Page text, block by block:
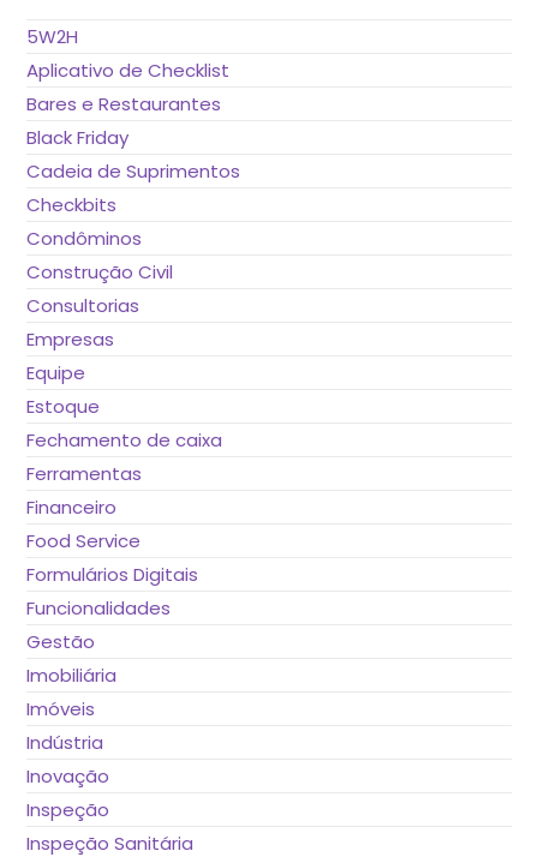
5W2H
Aplicativo de Checklist
Bares e Restaurantes
Black Friday
Cadeia de Suprimentos
Checkbits
Condôminos
Construção Civil
Consultorias
Empresas
Equipe
Estoque
Fechamento de caixa
Ferramentas
Financeiro
Food Service
Formulários Digitais
Funcionalidades
Gestão
Imobiliária
Imóveis
Indústria
Inovação
Inspeção
Inspeção Sanitária